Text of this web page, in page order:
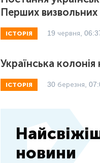
Перших визвольних
ІСТОРІЯ 19 червня,
Українська колонія
ІСТОРІЯ 30 березня,
новини